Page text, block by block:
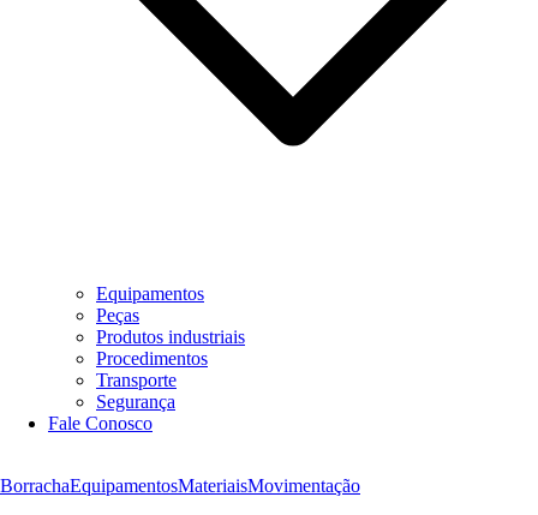
Equipamentos
Peças
Produtos industriais
Procedimentos
Transporte
Segurança
Fale Conosco
BorrachaEquipamentosMateriaisMovimentação